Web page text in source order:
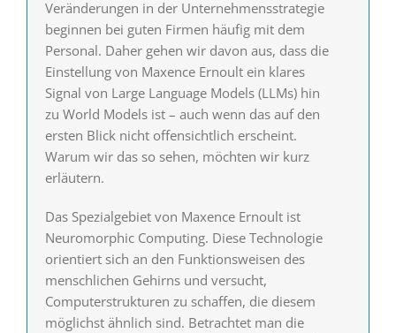
Veränderungen in der Unternehmensstrategie
beginnen bei guten Firmen häufig mit dem
Personal. Daher gehen wir davon aus, dass die
Einstellung von Maxence Ernoult ein klares
Signal von Large Language Models (LLMs) hin
zu World Models ist – auch wenn das auf den
ersten Blick nicht offensichtlich erscheint.
Warum wir das so sehen, möchten wir kurz
erläutern.
Das Spezialgebiet von Maxence Ernoult ist
Neuromorphic Computing. Diese Technologie
orientiert sich an den Funktionsweisen des
menschlichen Gehirns und versucht,
Computerstrukturen zu schaffen, die diesem
möglichst ähnlich sind. Betrachtet man die